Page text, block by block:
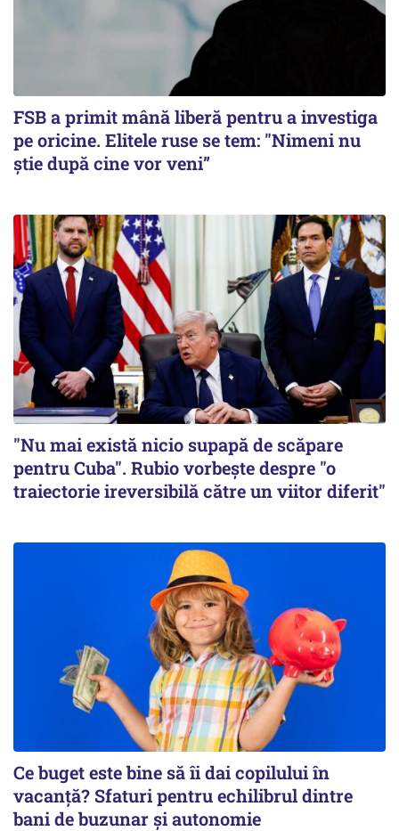
FSB a primit mână liberă pentru a investiga
pe oricine. Elitele ruse se tem: "Nimeni nu
știe după cine vor veni”
"Nu mai există nicio supapă de scăpare
pentru Cuba". Rubio vorbește despre "o
traiectorie ireversibilă către un viitor diferit"
Ce buget este bine să îi dai copilului în
vacanță? Sfaturi pentru echilibrul dintre
bani de buzunar și autonomie